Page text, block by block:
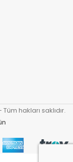
hakları saklıdır.